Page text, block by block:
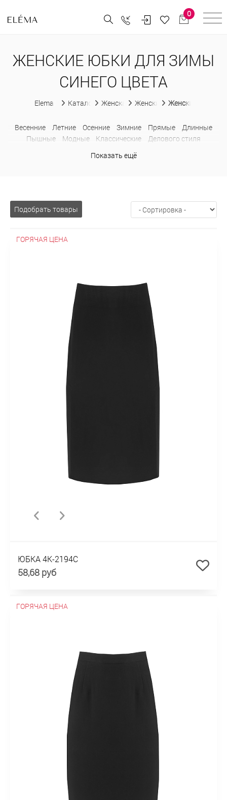
0
ЖЕНСКИЕ ЮБКИ ДЛЯ ЗИМЫ
СИНЕГО ЦВЕТА
Elema Каталог Женская одеждаЖенские юбкиЖенские юбки
Весенние Летние Осенние Зимние Прямые
Длинные
Пышные
Модные Классические
Делового стиля
Из искусственной кожи
Шерстяные
Показать ещё
Подобрать товары
ГОРЯЧАЯ ЦЕНА
ЮБКА 4К-2194С
58,68 руб
ГОРЯЧАЯ ЦЕНА